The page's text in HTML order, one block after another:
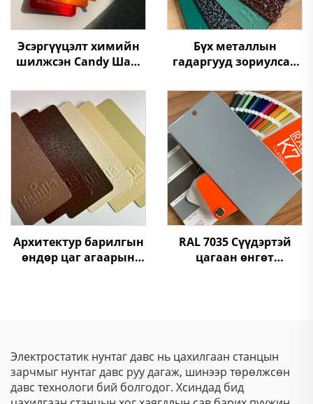
Эсэргүүцэлт химийн
шилжсэн Candy Шар,
эпоксид,
полиэфирийн зэсний
найрмал будаг
үйлдвэрлэгч Хятадад
Бүх металлын
гадаргууд зориулсан
Полиэстерийн Хатуу
Нунтаг Будаг
Архитектур барилгын
өндөр цаг агаарын
RAL 7035 Сүүдэртэй
цагаан өнгөт
Электростатик нунтаг давс нь цахилгаан станцын
зарчмыг нунтаг давс руу дагаж, шинээр төрөлжсөн
давс технологи бий болгодог. Хсиндад бид